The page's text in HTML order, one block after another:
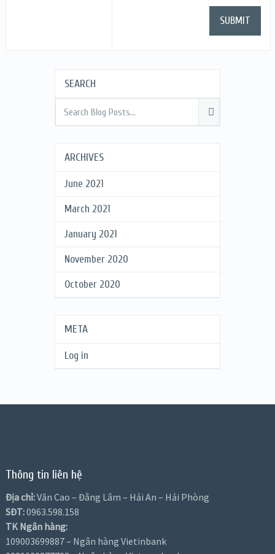
SEARCH
ARCHIVES
June 2021
March 2021
January 2021
November 2020
October 2020
META
Log in
Thông tin liên hệ
Địa chỉ:Văn Cao – Đằng Lâm – Hải An – Hải Phòng
SĐT:0963.598.158
TK Ngân hàng:
109003699887 – Ngân hàng Vietinbank